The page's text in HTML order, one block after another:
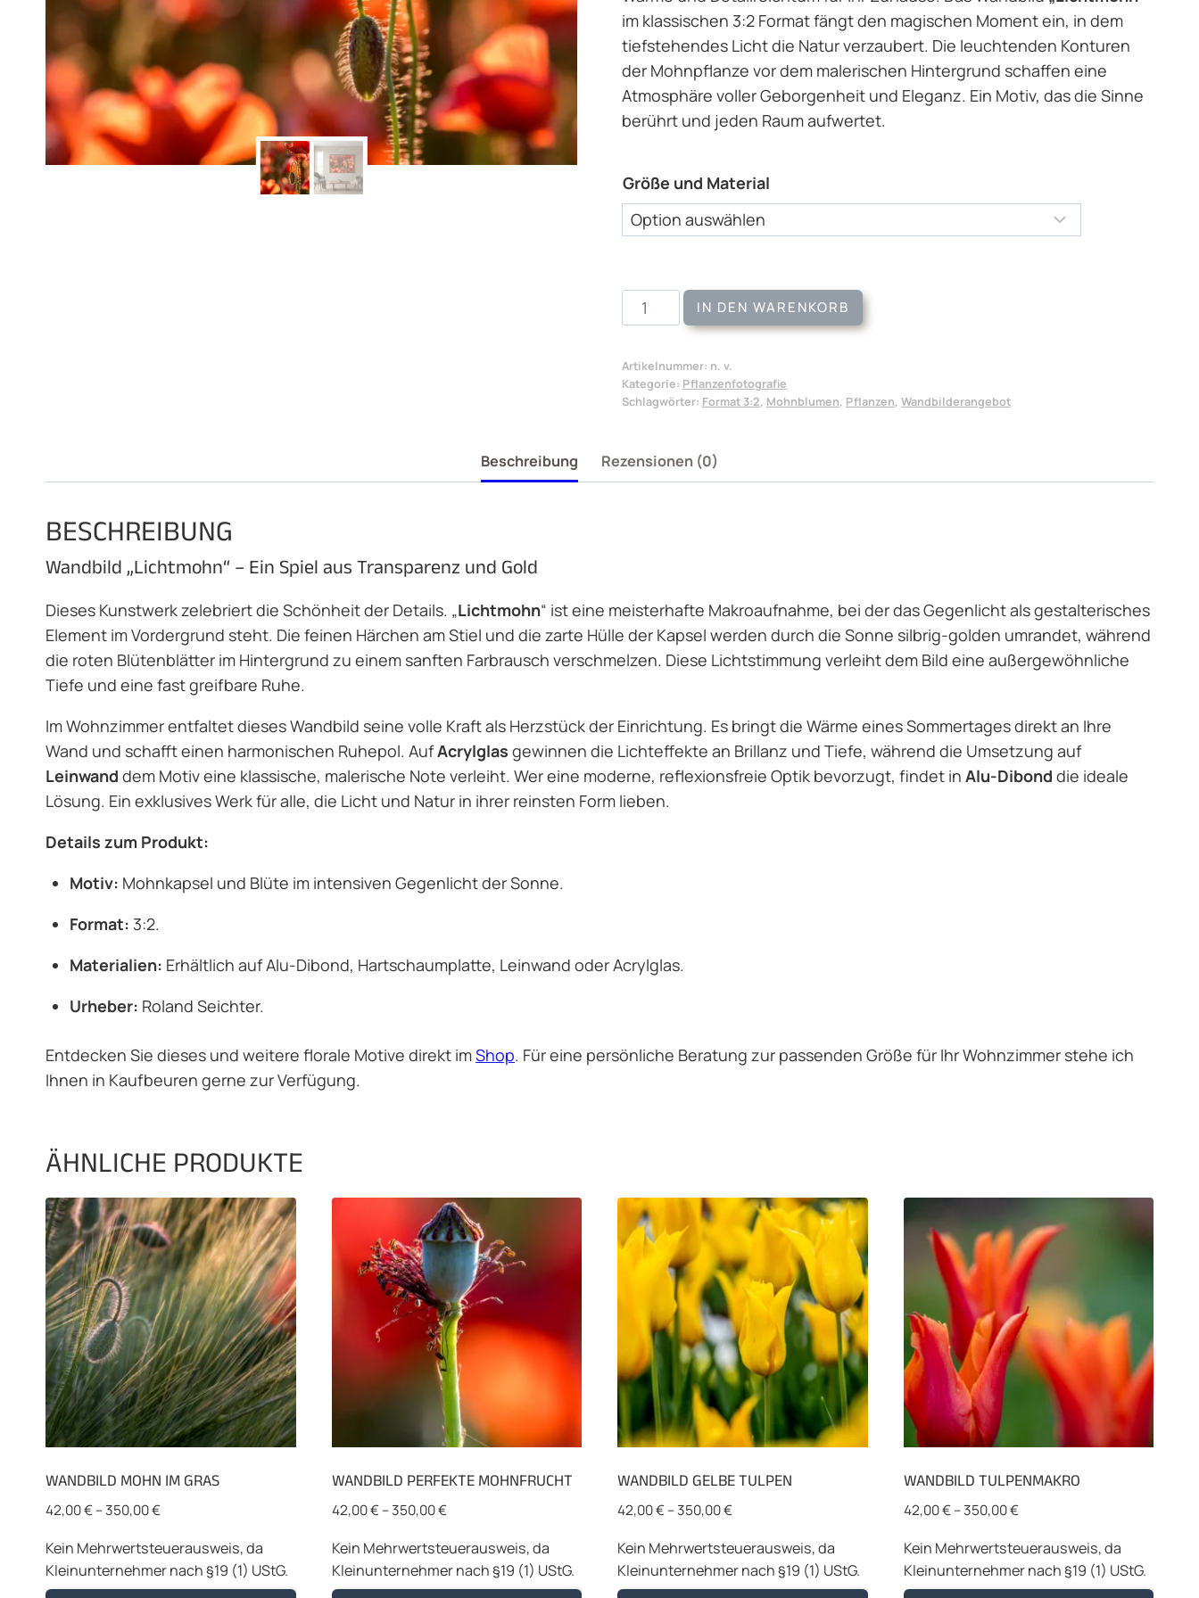
im klassischen 3:2 Format fängt den magischen Moment ein, in dem
tiefstehendes Licht die Natur verzaubert. Die leuchtenden Konturen
der Mohnpflanze vor dem malerischen Hintergrund schaffen eine
Atmosphäre voller Geborgenheit und Eleganz. Ein Motiv, das die Sinne
berührt und jeden Raum aufwertet.
Größe und Material
Wandbild
Lichtmohn
IN DEN WARENKORB
Artikelnummer: n. v.
Kategorie: Pflanzenfotografie
Schlagwörter: Format 3:2, Mohnblumen, Pflanzen, Wandbilderangebot
Beschreibung Rezensionen (0)
BESCHREIBUNG
Wandbild „Lichtmohn“ – Ein Spiel aus Transparenz und Gold
Dieses Kunstwerk zelebriert die Schönheit der Details. „Lichtmohn“ ist eine meisterhafte Makroaufnahme, bei der das Gegenlicht als gestalterisches
Element im Vordergrund steht. Die feinen Härchen am Stiel und die zarte Hülle der Kapsel werden durch die Sonne silbrig-golden umrandet, während
die roten Blütenblätter im Hintergrund zu einem sanften Farbrausch verschmelzen. Diese Lichtstimmung verleiht dem Bild eine außergewöhnliche
Tiefe und eine fast greifbare Ruhe.
Im Wohnzimmer entfaltet dieses Wandbild seine volle Kraft als Herzstück der Einrichtung. Es bringt die Wärme eines Sommertages direkt an Ihre
Wand und schafft einen harmonischen Ruhepol. AufAcrylglas gewinnen die Lichteffekte an Brillanz und Tiefe, während die Umsetzung auf
Leinwand dem Motiv eine klassische, malerische Note verleiht. Wer eine moderne, reflexionsfreie Optik bevorzugt, findet in Alu-Dibond die ideale
Lösung. Ein exklusives Werk für alle, die Licht und Natur in ihrer reinsten Form lieben.
Details zum Produkt:
Motiv: Mohnkapsel und Blüte im intensiven Gegenlicht der Sonne.
Format: 3:2.
Materialien: Erhältlich auf Alu-Dibond, Hartschaumplatte, Leinwand oder Acrylglas.
Urheber: Roland Seichter.
Entdecken Sie dieses und weitere florale Motive direkt imShop. Für eine persönliche Beratung zur passenden Größe für Ihr Wohnzimmer stehe ich
Ihnen in Kaufbeuren gerne zur Verfügung.
ÄHNLICHE PRODUKTE
WANDBILD MOHN IM GRAS
42,00€–350,00€
Kein Mehrwertsteuerausweis, da
Kleinunternehmer nach §19 (1) UStG.
WANDBILD PERFEKTE MOHNFRUCHT
42,00€–350,00€
Kein Mehrwertsteuerausweis, da
Kleinunternehmer nach §19 (1) UStG.
WANDBILD GELBE TULPEN
42,00€–350,00€
Kein Mehrwertsteuerausweis, da
Kleinunternehmer nach §19 (1) UStG.
WANDBILD TULPENMAKRO
42,00€–350,00€
Kein Mehrwertsteuerausweis, da
Kleinunternehmer nach §19 (1) UStG.